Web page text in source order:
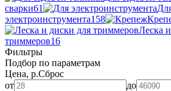
сварки61
электроинструмента158
Леска
триммеров16
Фильтры
Подбор по параметрам
Цена, р.Сброс
от
до